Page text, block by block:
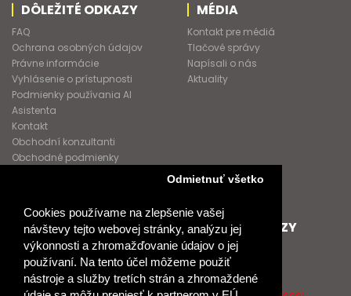
Cookies používame na zlepšenie vašej
návštevy tejto webovej stránky, analýzu jej
výkonnosti a zhromažďovanie údajov o jej
používaní. Na tento účel môžeme použiť
nástroje a služby tretích strán a zhromaždené
Odmietnuť všetko
DÔLEŽITÉ ODKAZY
FAQ
Ochrana osobných údajov
Právne informácie
Vyhlásenie o prístupnosti
Podmienky používania AI
Asistenta
Kontakt
Obchodní konzultanti
Obchodné podmienky
MÉDIA
Kontakt pre médiá
Tlačové správy
Napísali o nás
Aktuality
SPOLUPRACUJEME
Podporujeme
Naše projekty
Spolupracujeme
ĎALŠIE ODKAZY
O Raabe
O Klett
Naši autori